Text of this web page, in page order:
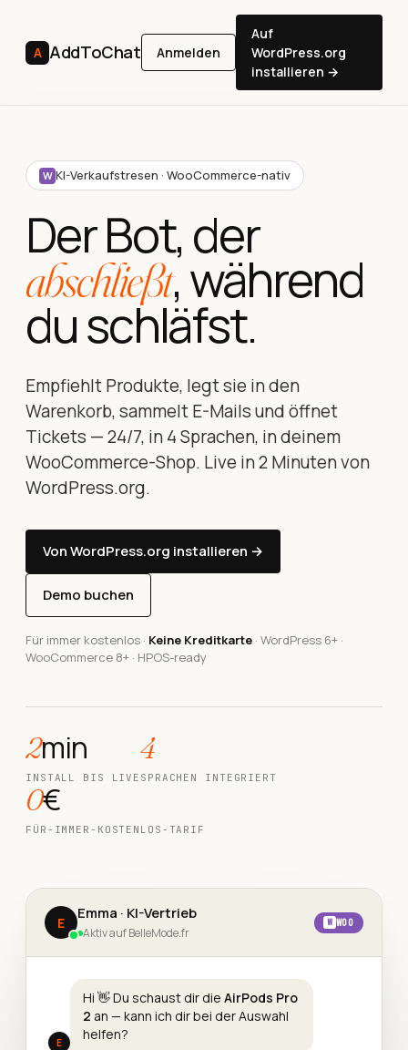
A AddToChat Anmelden
Auf
WordPress.org
installieren →
W KI-Verkaufstresen · WooCommerce-nativ
Der Bot, der
abschließt, während
du schläfst.
Empfiehlt Produkte, legt sie in den
Warenkorb, sammelt E-Mails und öffnet
Tickets — 24/7, in 4 Sprachen, in deinem
WooCommerce-Shop. Live in 2 Minuten von
WordPress.org.
Von WordPress.org installieren →
Demo buchen
Für immer kostenlos · Keine Kreditkarte · WordPress 6+ ·
WooCommerce 8+ · HPOS-ready
2min
INSTALL BIS LIVE
4
SPRACHEN INTEGRIERT
0€
FÜR-IMMER-KOSTENLOS-TARIF
E Emma · KI-Vertrieb
Aktiv auf BelleMode.fr
W WOO
E
Hi 👋 Du schaust dir die AirPods Pro
2 an — kann ich dir bei der Auswahl
helfen?